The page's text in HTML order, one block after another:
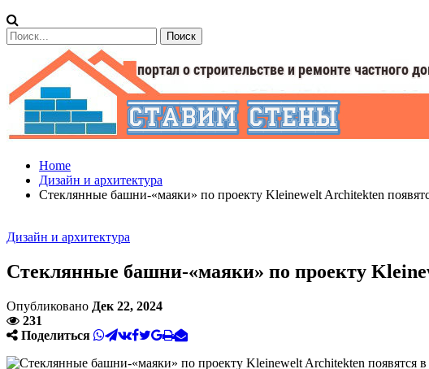
Home
Дизайн и архитектура
Стеклянные башни-«маяки» по проекту Kleinewelt Architekten
Дизайн и архитектура
Стеклянные башни-«маяки» по проекту
Опубликовано Дек 22, 2024
231
Поделиться